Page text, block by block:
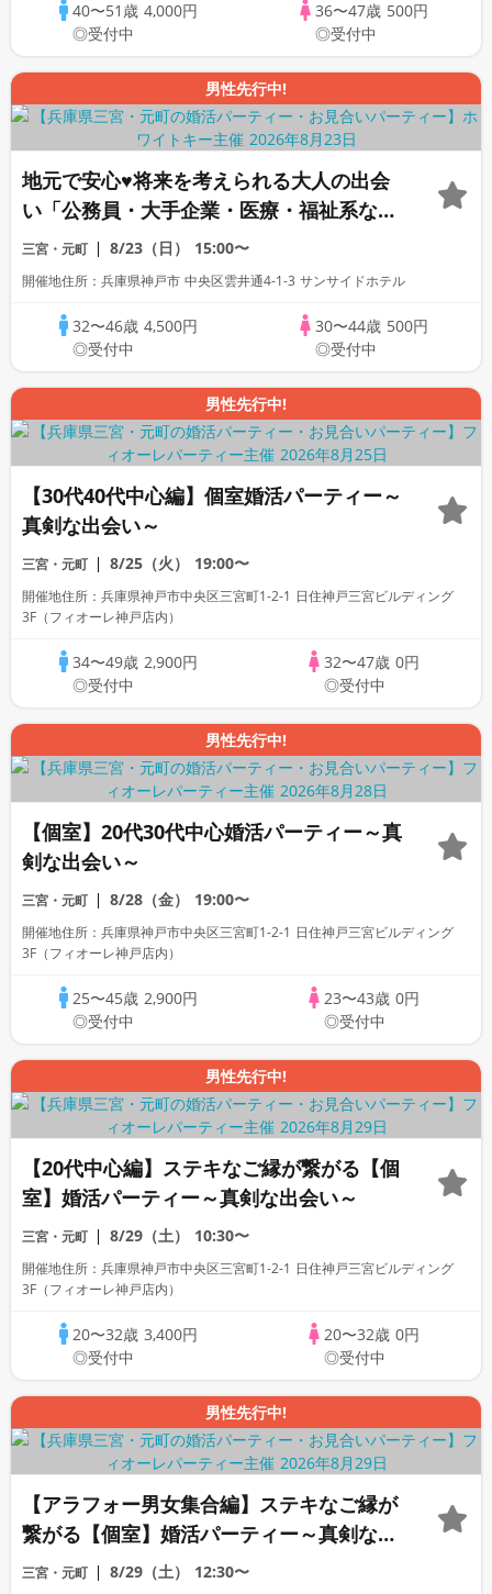
40〜51歳 4,000円
◎受付中
36〜47歳 500円
◎受付中
男性先行中!
地元で安心♥将来を考えられる大人の出会
い「公務員・大手企業・医療・福祉系など
安定職業の男性中心」個室スタイ
ル/White Key AI Matching/マッチング
三宮・元町 8/23（日） 15:00〜
開催地住所：兵庫県神戸市 中央区雲井通4-1-3 サンサイドホテル
32〜46歳 4,500円
◎受付中
30〜44歳 500円
◎受付中
男性先行中!
【30代40代中心編】個室婚活パーティー～
真剣な出会い～
三宮・元町 8/25（火） 19:00〜
開催地住所：兵庫県神戸市中央区三宮町1-2-1 日住神戸三宮ビルディング
3F（フィオーレ神戸店内）
34〜49歳 2,900円
◎受付中
32〜47歳 0円
◎受付中
男性先行中!
【個室】20代30代中心婚活パーティー～真
剣な出会い～
三宮・元町 8/28（金） 19:00〜
開催地住所：兵庫県神戸市中央区三宮町1-2-1 日住神戸三宮ビルディング
3F（フィオーレ神戸店内）
25〜45歳 2,900円
◎受付中
23〜43歳 0円
◎受付中
男性先行中!
【20代中心編】ステキなご縁が繋がる【個
室】婚活パーティー～真剣な出会い～
三宮・元町 8/29（土） 10:30〜
開催地住所：兵庫県神戸市中央区三宮町1-2-1 日住神戸三宮ビルディング
3F（フィオーレ神戸店内）
20〜32歳 3,400円
◎受付中
20〜32歳 0円
◎受付中
男性先行中!
【アラフォー男女集合編】ステキなご縁が
繋がる【個室】婚活パーティー～真剣な出
会い～
三宮・元町 8/29（土） 12:30〜